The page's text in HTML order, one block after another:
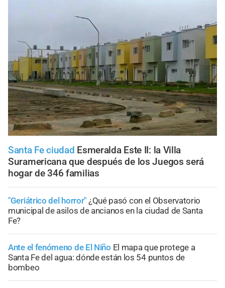
Santa Fe ciudad Esmeralda Este II: la Villa
Suramericana que después de los Juegos será
hogar de 346 familias
"Geriátrico del horror" ¿Qué pasó con el Observatorio
municipal de asilos de ancianos en la ciudad de Santa
Fe?
Ante el fenómeno de El Niño El mapa que protege a
Santa Fe del agua: dónde están los 54 puntos de
bombeo